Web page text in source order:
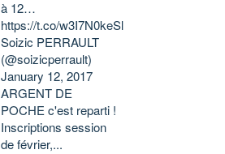
à 12…
https://t.co/w3I7N0keSl
Soizic PERRAULT
(@soizicperrault)
January 12, 2017
ARGENT DE
POCHE c'est reparti !
Inscriptions session
de février,...